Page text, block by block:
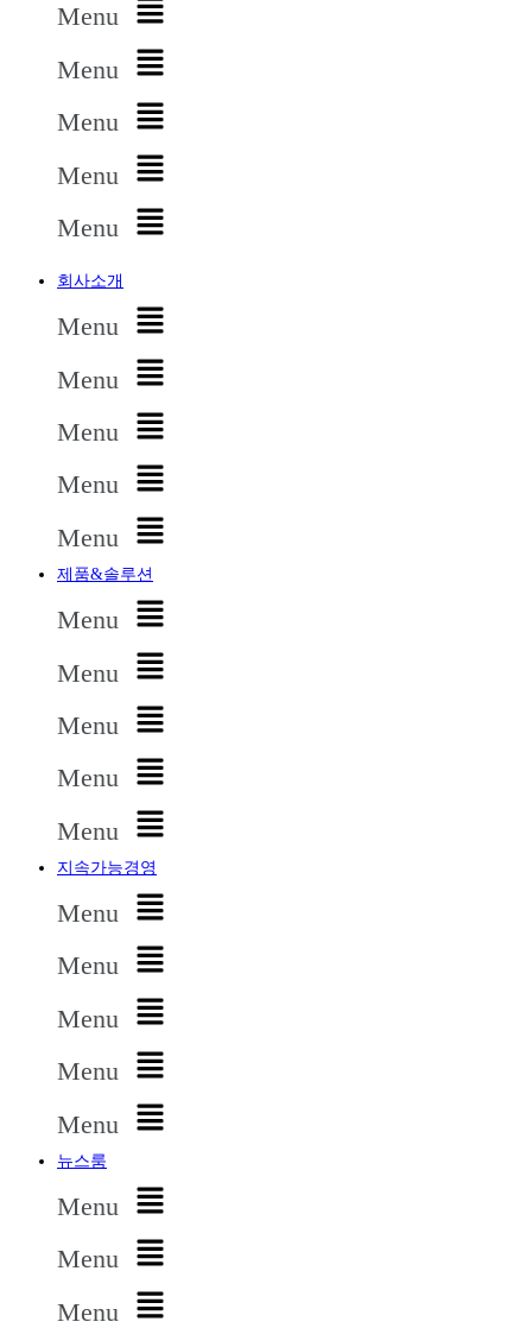
Menu
Menu
Menu
Menu
Menu
회사소개
Menu
Menu
Menu
Menu
Menu
제품&솔루션
Menu
Menu
Menu
Menu
Menu
지속가능경영
Menu
Menu
Menu
Menu
Menu
뉴스룸
Menu
Menu
Menu